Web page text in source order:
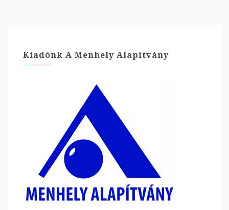
Kiadónk A Menhely Alapítvány